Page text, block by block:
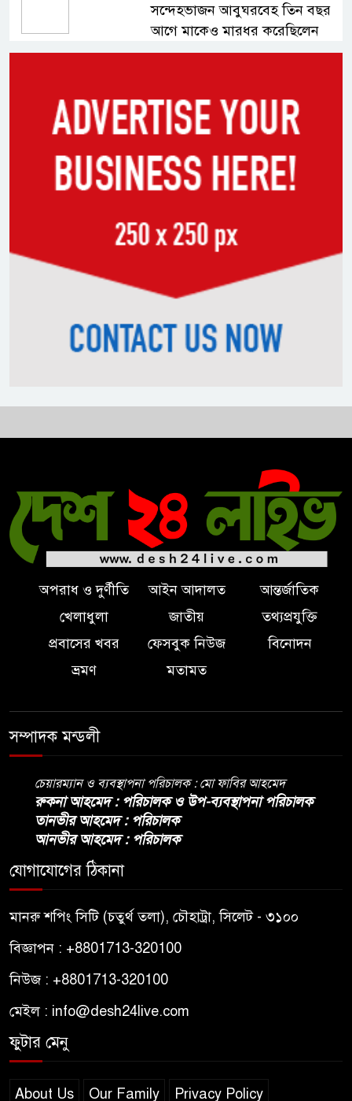
সন্দেহভাজন আবুঘরবেহ তিন বছর
আগে মাকেও মারধর করেছিলেন
দুর্জয়কেও আলোচনায় আনতে
বললেন তামিম
বিএনপির প্রতি আস্থা হারাচ্ছি:
সংসদে নাহিদ ইসলামের মন্তব্য
নিপীড়নের আশঙ্কা জানালে ভিসা নয়
ট্রাম্পকে ‘রাজার খোঁচা’ দিলেন
অপরাধ ও দুর্ণীতি আইন আদালত
আন্তর্জাতিক
খেলাধুলা
জাতীয়
তথ্যপ্রযুক্তি
প্রবাসের খবর
ফেসবুক নিউজ
বিনোদন
ভ্রমণ
মতামত
সম্পাদক মন্ডলী
চেয়ারম্যান ও ব্যবস্থাপনা পরিচালক : মো ফাবির আহমেদ
রুকনা আহমেদ : পরিচালক ও উপ-ব্যবস্থাপনা পরিচালক
তানভীর আহমেদ : পরিচালক
আনভীর আহমেদ : পরিচালক
যোগাযোগের ঠিকানা
মানরু শপিং সিটি (চতুর্থ তলা), চৌহাট্রা, সিলেট - ৩১০০
বিজ্ঞাপন : +8801713-320100
নিউজ : +8801713-320100
মেইল : info@desh24live.com
ফুটার মেনু
About Us Our Family Privacy Policy